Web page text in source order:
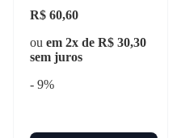
R$ 60,60
ou em 2x de R$ 30,30
sem juros
- 9%